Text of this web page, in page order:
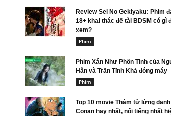
Review Sei No Gekiyaku: Phim
18+ khai thác đề tài BDSM có gì
xem?
Phim
Phim Xán Như Phồn Tinh của
Hân và Trần Tĩnh Khả đóng máy
Phim
Top 10 movie Thám tử lừng danh
Conan hay nhất, nổi tiếng nhất